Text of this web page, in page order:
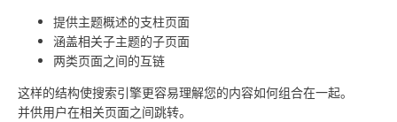
提供主题概述的支柱页面
涵盖相关子主题的子页面
两类页面之间的互链
这样的结构使搜索引擎更容易理解您的内容如何组合在一起。
并供用户在相关页面之间跳转。